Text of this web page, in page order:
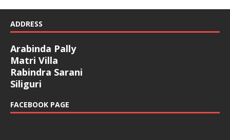
ADDRESS
Arabinda Pally
Matri Villa
Rabindra Sarani
Siliguri
FACEBOOK PAGE